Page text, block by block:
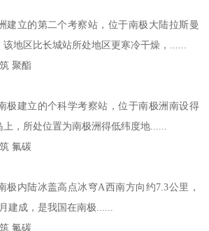
建立的第二个考察站，位于南极大陆拉斯曼
地区比长城站所处地区更寒冷干燥，......
聚酯
极建立的个科学考察站，位于南极洲南设得
，所处位置为南极洲得低纬度地......
氟碳
极内陆冰盖高点冰穹A西南方向约7.3公里，
建成，是我国在南极......
氟碳